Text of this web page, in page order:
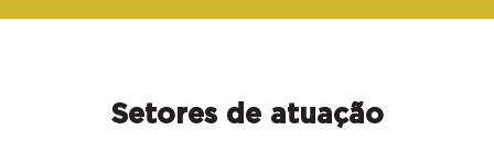
Setores de atuação